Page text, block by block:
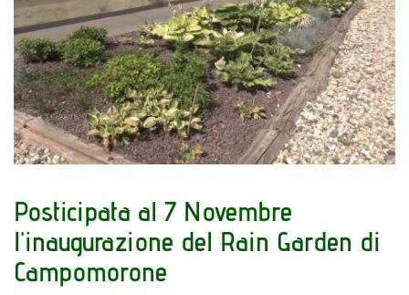
Posticipata al 7 Novembre
l'inaugurazione del Rain Garden di
Campomorone